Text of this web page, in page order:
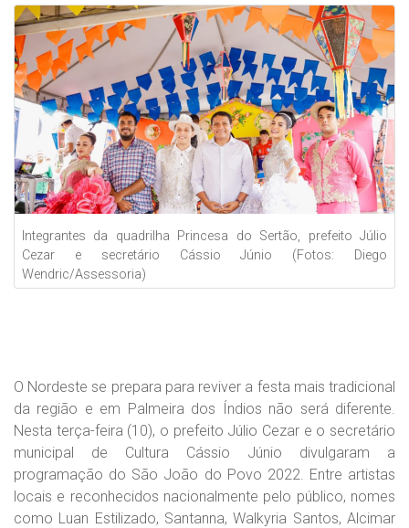
Integrantes da quadrilha Princesa do Sertão, prefeito Júlio
Cezar e secretário Cássio Júnio (Fotos: Diego
Wendric/Assessoria)
O Nordeste se prepara para reviver a festa mais tradicional
da região e em Palmeira dos Índios não será diferente.
Nesta terça-feira (10), o prefeito Júlio Cezar e o secretário
municipal de Cultura Cássio Júnio divulgaram a
programação do São João do Povo 2022. Entre artistas
locais e reconhecidos nacionalmente pelo público, nomes
como Luan Estilizado, Santanna, Walkyria Santos, Alcimar